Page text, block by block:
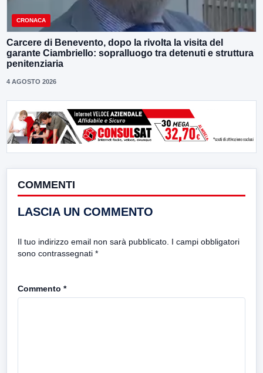
CRONACA
Carcere di Benevento, dopo la rivolta la visita del
garante Ciambriello: sopralluogo tra detenuti e struttura
penitenziaria
4 AGOSTO 2026
COMMENTI
LASCIA UN COMMENTO
Il tuo indirizzo email non sarà pubblicato. I campi obbligatori
sono contrassegnati *
Commento *